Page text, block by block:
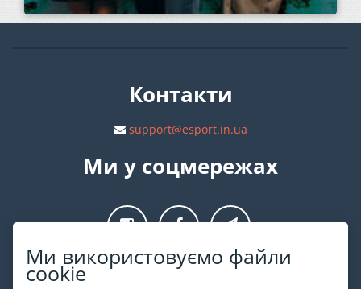
Ми використовуємо файли
cookie
Контакти
support@esport.in.ua
Ми у соцмережах
Про ESPORT.in.ua